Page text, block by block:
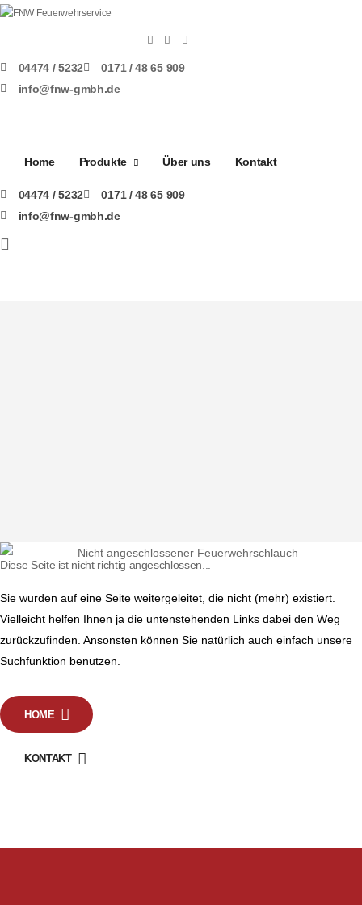
04474 / 5232
0171 / 48 65 909
info@fnw-gmbh.de
Home Produkte Über uns Kontakt
04474 / 5232
0171 / 48 65 909
info@fnw-gmbh.de
Diese Seite ist nicht richtig angeschlossen...
Sie wurden auf eine Seite weitergeleitet, die nicht (mehr) existiert.
Vielleicht helfen Ihnen ja die untenstehenden Links dabei den Weg
zurückzufinden. Ansonsten können Sie natürlich auch einfach unsere
Suchfunktion benutzen.
HOME
KONTAKT